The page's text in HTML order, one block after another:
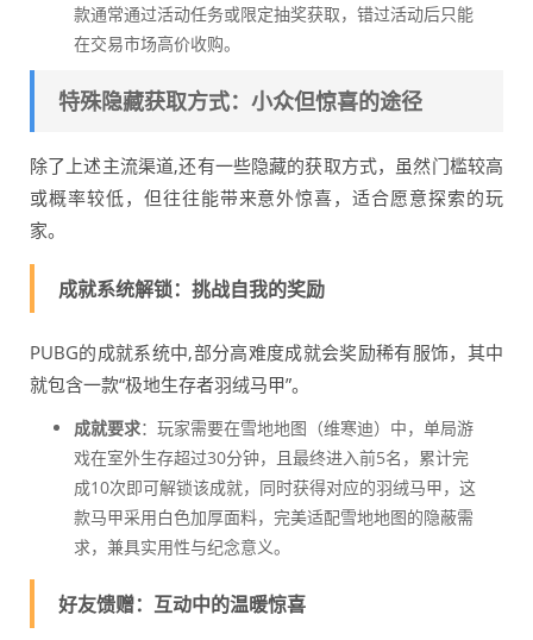
款通常通过活动任务或限定抽奖获取，错过活动后只能
在交易市场高价收购。
特殊隐藏获取方式：小众但惊喜的途径
除了上述主流渠道,还有一些隐藏的获取方式，虽然门槛较高
或概率较低，但往往能带来意外惊喜，适合愿意探索的玩
家。
成就系统解锁：挑战自我的奖励
PUBG的成就系统中,部分高难度成就会奖励稀有服饰，其中
就包含一款“极地生存者羽绒马甲”。
成就要求：玩家需要在雪地地图（维寒迪）中，单局游
戏在室外生存超过30分钟，且最终进入前5名，累计完
成10次即可解锁该成就，同时获得对应的羽绒马甲，这
款马甲采用白色加厚面料，完美适配雪地地图的隐蔽需
求，兼具实用性与纪念意义。
好友馈赠：互动中的温暖惊喜